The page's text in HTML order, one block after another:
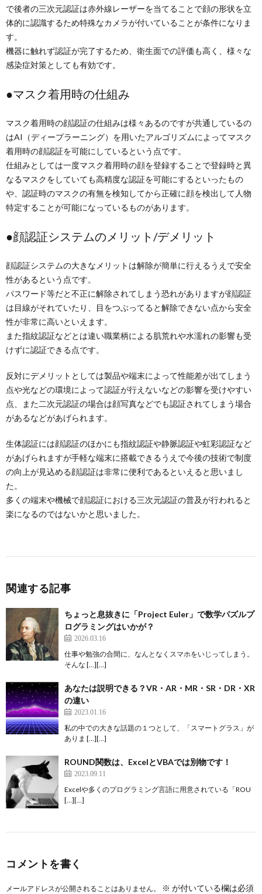
で後者の三次元認証は赤外線レーザーを当てることで顔の形状を立
体的に認識するため特殊なカメラが付いていることが条件になりま
す。
機器に触れず認証が完了するため、衛生面での評価も高く、様々な
感染症対策としても有効です。
●マスク着用時の仕組み
マスク着用時の顔認証の仕組みは様々あるのですが共通しているの
はAI（ディープラーニング）を用いたアルゴリズムによってマスク
着用時の顔認証を可能にしているという点です。
仕組みとしては一度マスク着用時の顔を登録することで登録時と異
なるマスクをしていても高精度な認証を可能にするといったもの
や、認証時のマスクの有無を検知してから正確に顔を検出して人物
特定することが可能になっているものがあります。
●顔認証システムのメリット/デメリット
顔認証システムの大きなメリットは解除が簡単に行えるうえで安全
性があるという点です。
パスワード等だと不正に解除されてしまう恐れがありますが顔認証
は目線がそれていたり、目をつぶってると解除できない点から安全
性が非常に高いといえます。
また指紋認証などとは違い職業柄による肌荒れや水濡れの影響も受
けずに認証できる点です。
反対にデメリットとしては製品や端末によって性能差が出てしまう
点や光などの環境によって認証が行えないなどの影響を受けやすい
点、また二次元認証の場合は顔写真などでも認証されてしまう場合
があるなどがあげられます。
生体認証には顔認証のほかにも指紋認証や静脈認証や虹彩認証など
があげられますが手軽な端末に搭載できるうえで今後の技術で制度
の向上が見込める顔認証は非常に便利であるといえると思いまし
た。
多くの端末や機械で顔認証における三次元認証の普及が行われると
楽になるのではないかと思いました。
関連する記事
ちょっと息抜きに「Project Euler」で数学パズルプ
ログラミングはいかが？
2026.03.16
仕事や勉強の合間に、なんとなくスマホをいじってしまう。
そんな […][…]
あなたは説明できる？VR・AR・MR・SR・DR・XR
の違い
2023.01.16
私の中での大きな話題の１つとして、「スマートグラス」が
ありま […][…]
ROUND関数は、ExcelとVBAでは別物です！
2023.09.11
Excelや多くのプログラミング言語に用意されている「ROU
[…][…]
コメントを書く
メールアドレスが公開されることはありません。 ※ が付いている欄は必須